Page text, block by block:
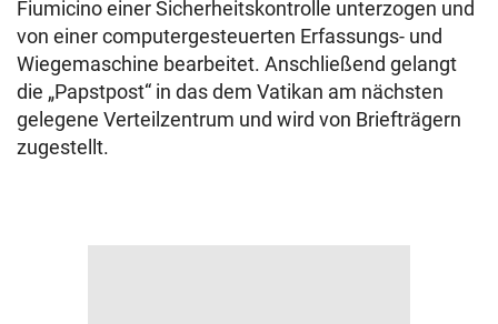
Fiumicino einer Sicherheitskontrolle unterzogen und
von einer computergesteuerten Erfassungs- und
Wiegemaschine bearbeitet. Anschließend gelangt
die „Papstpost“ in das dem Vatikan am nächsten
gelegene Verteilzentrum und wird von Briefträgern
zugestellt.